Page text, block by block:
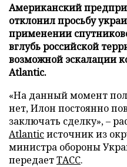
Американский
отклонил просьбу
применении
вглубь российской
возможной эскалации
Atlantic.
«На данный момент
нет, Илон постоянно
заключать сделку», –
Atlanticисточник из
министра обороны
передаетТАСС.